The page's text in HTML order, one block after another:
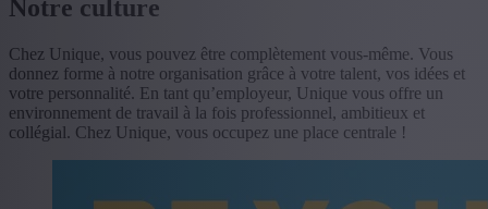
Notre culture
Chez Unique, vous pouvez être complètement vous-même. Vous
donnez forme à notre organisation grâce à votre talent, vos idées et
votre personnalité. En tant qu’employeur, Unique vous offre un
environnement de travail à la fois professionnel, ambitieux et
collégial. Chez Unique, vous occupez une place centrale !